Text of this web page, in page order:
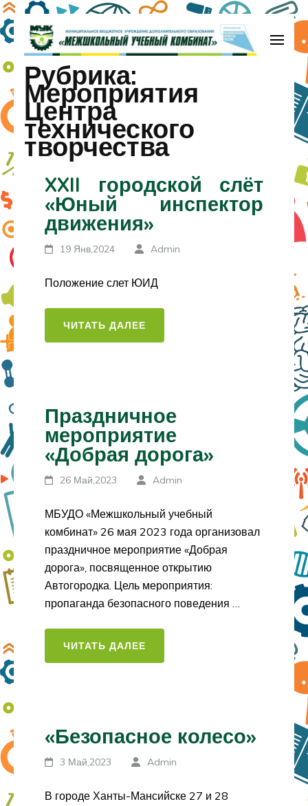
Перейти
к
содержимому
(нажмите
Enter)
МБУДО «Межшкольный учебный
комбинат»
Рубрика:
Мероприятия
Центра
технического
творчества
XXII городской слёт
«Юный инспектор
движения»
19 Янв,2024 Admin
Положение слет ЮИД
ЧИТАТЬ ДАЛЕЕ
Праздничное
мероприятие
«Добрая дорога»
26 Май,2023 Admin
МБУДО «Межшкольный учебный
комбинат» 26 мая 2023 года организовал
праздничное мероприятие «Добрая
дорога», посвященное открытию
Автогородка. Цель мероприятия:
пропаганда безопасного поведения …
ЧИТАТЬ ДАЛЕЕ
«Безопасное колесо»
3 Май,2023 Admin
В городе Ханты-Мансийске 27 и 28